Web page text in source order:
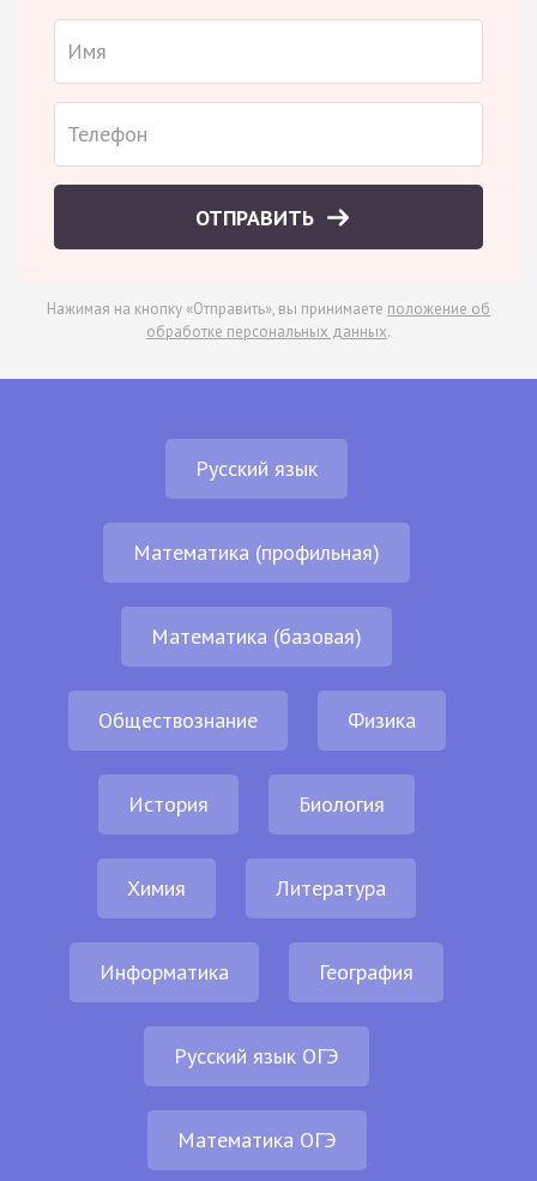
ОТПРАВИТЬ
Нажимая на кнопку «Отправить», вы принимаете положение об
обработке персональных данных.
Русский язык
Математика (профильная)
Математика (базовая)
Обществознание Физика
История Биология
Химия Литература
Информатика География
Русский язык ОГЭ
Математика ОГЭ